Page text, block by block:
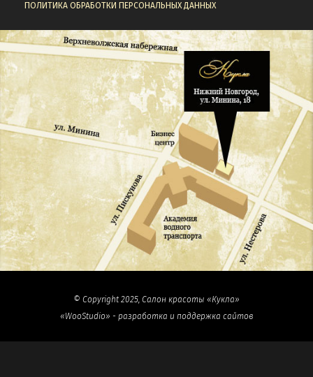
ПОЛИТИКА ОБРАБОТКИ ПЕРСОНАЛЬНЫХ ДАННЫХ
© Copyright 2025, Салон красоты «Кукла»
«WooStudio» - разработка и поддержка сайтов